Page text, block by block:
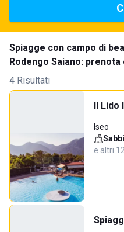
Spiagge con campo di
Rodengo Saiano:
4 Risultati
Il Lido
Iseo
e altri